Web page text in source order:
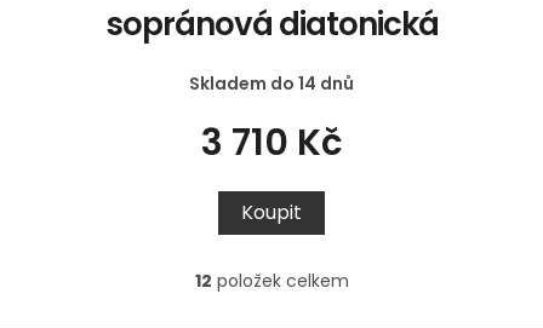
sopránová diatonická
Skladem do 14 dnů
3 710 Kč
Koupit
O
12 položek celkem